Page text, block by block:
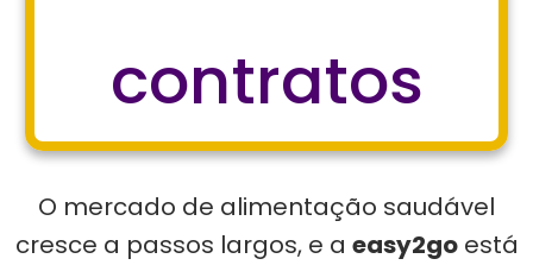
contratos
O mercado de alimentação saudável
cresce a passos largos, e a easy2goestá